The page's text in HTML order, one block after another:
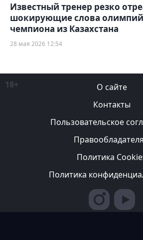
Известный тренер резко
шокирующие слова
чемпиона из Казахстана
28 мая 2026 12:54
18+
О сайте
Контакты
Пользовательское
Политика
Политика